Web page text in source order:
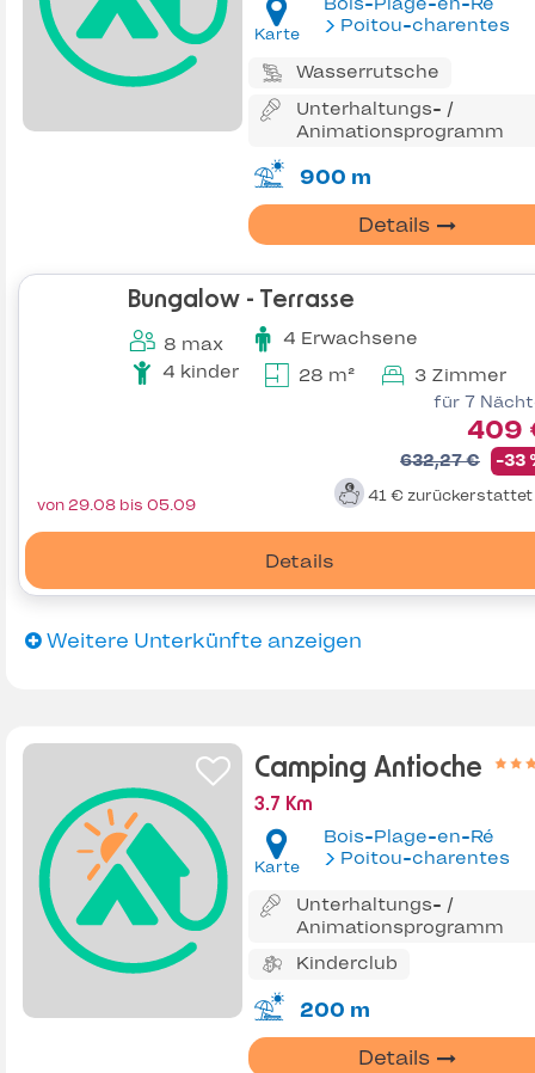
Karte
Poitou-charentes
Wasserrutsche
Unterhaltungs- /
Animationsprogramm
900 m
Details
Bungalow - Terrasse
8 max
4 Erwachsene
4 kinder
28 m² 3 Zimmer
für 7
409
632,27 € -33
41 € zurückerstattet
Details
von 29.08 bis 05.09
Weitere Unterkünfte anzeigen
Camping Antioche
3.7 Km
Karte
Bois-Plage-en-Ré
Poitou-charentes
Unterhaltungs- /
Animationsprogramm
Kinderclub
200 m
Details